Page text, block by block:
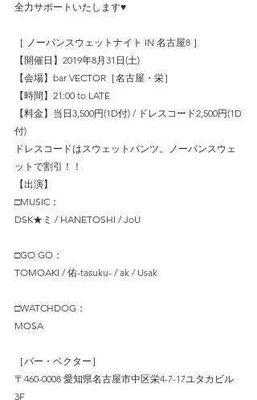
全力サポートいたします♥
［ ノーパンスウェットナイト IN 名古屋8 ］
【開催日】2019年8月31日(土)
【会場】bar VECTOR［名古屋・栄］
【時間】21:00 to LATE
【料金】当日3,500円(1D付) / ドレスコード2,500円(1D
付)
ドレスコードはスウェットパンツ。ノーパンスウェ
ットで割引！！
【出演】
□MUSIC：
DSK★ミ / HANETOSHI / JoU
□GO GO：
TOMOAKI / 佑-tasuku- / ak / Usak
□WATCHDOG：
MOSA
［バー・ベクター］
〒460-0008 愛知県名古屋市中区栄4-7-17ユタカビル
3F